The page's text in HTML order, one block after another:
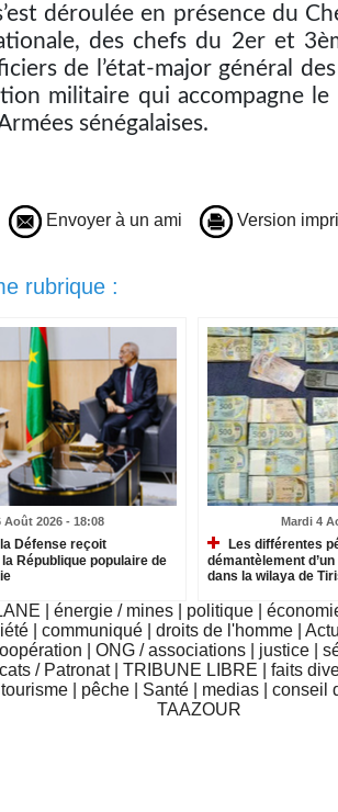
déroulée en présence du
des chefs du 2er et
de l’état-major général
militaire qui accompagne le
sénégalaises.
Envoyer à un ami Version
rubrique :
Août 2026 - 18:08
Défense reçoit
la République populaire de
Mardi 4
Les différentes
démantèlement
dans la wilaya de
énergie / mines politique
|communiqué |droits de l'homme |
ONG / associations justice
/ Patronat TRIBUNE LIBRE
faits
pêche Santé medias |conseil
TAAZOUR